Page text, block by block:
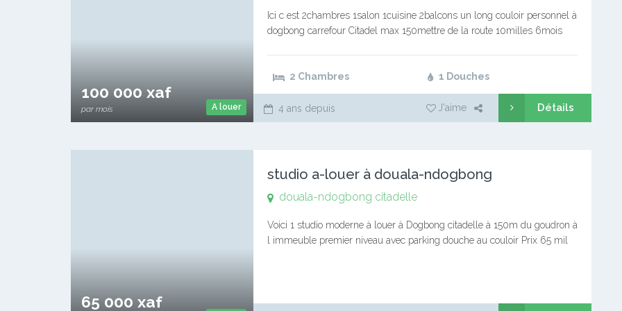
A louer
100 000 xaf
par mois
Ici c est 2chambres 1salon 1cuisine 2balcons un long couloir personnel à
dogbong carrefour Citadel max 150mettre de la route 10milles 6mois
2 Chambres 1 Douches
4 ans depuis J'aime Détails
65 000 xaf
studio a-louer à douala-ndogbong
douala-ndogbong citadelle
Voici 1 studio moderne à louer à Dogbong citadelle à 150m du goudron à
l immeuble premier niveau avec parking douche au couloir Prix 65 mil